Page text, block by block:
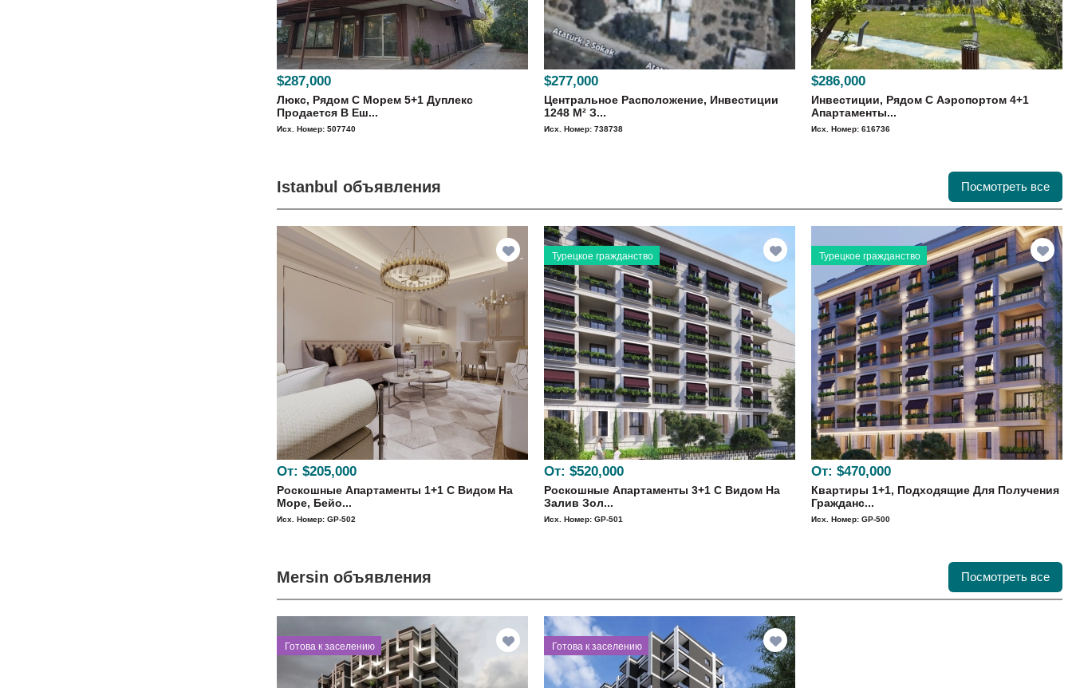
$287,000
Люкс, Рядом С Морем 5+1 Дуплекс
Продается В Еш...
Исх. Номер: 507740
$277,000
Центральное Расположение, Инвестиции
1248 M² З...
Исх. Номер: 738738
$286,000
Инвестиции, Рядом С Аэропортом 4+1
Апартаменты...
Исх. Номер: 616736
Istanbul объявления Посмотреть все
От: $205,000
Роскошные Апартаменты 1+1 С Видом На
Море, Бейо...
Исх. Номер: GP-502
Турецкое гражданство
От: $520,000
Роскошные Апартаменты 3+1 С Видом На
Залив Зол...
Исх. Номер: GP-501
Турецкое гражданство
От: $470,000
Квартиры 1+1, Подходящие Для Получения
Гражданс...
Исх. Номер: GP-500
Mersin объявления Посмотреть все
⁠Готова к заселению ⁠Готова к заселению